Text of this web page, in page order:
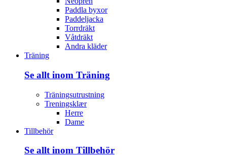
Paddla byxor
Paddeljacka
Torrdräkt
Våtdräkt
Andra kläder
Träning
Se allt inom Träning
Träningsutrustning
Treningsklær
Herre
Dame
Tillbehör
Se allt inom Tillbehör